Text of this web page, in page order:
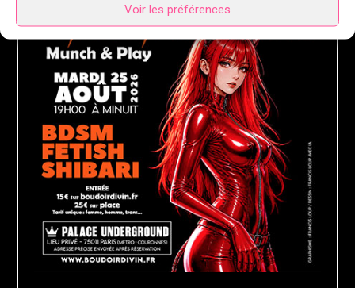
Voir les préférences